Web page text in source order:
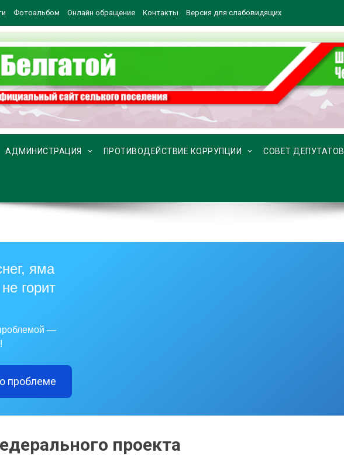
Фотоальбом Онлайн обращение Контакты Версия для слабовидящих
АДМИНИСТРАЦИЯ ПРОТИВОДЕЙСТВИЕ КОРРУПЦИИ СОВЕТ ДЕПУТАТОВ
яма
горит
—
проблеме
проекта